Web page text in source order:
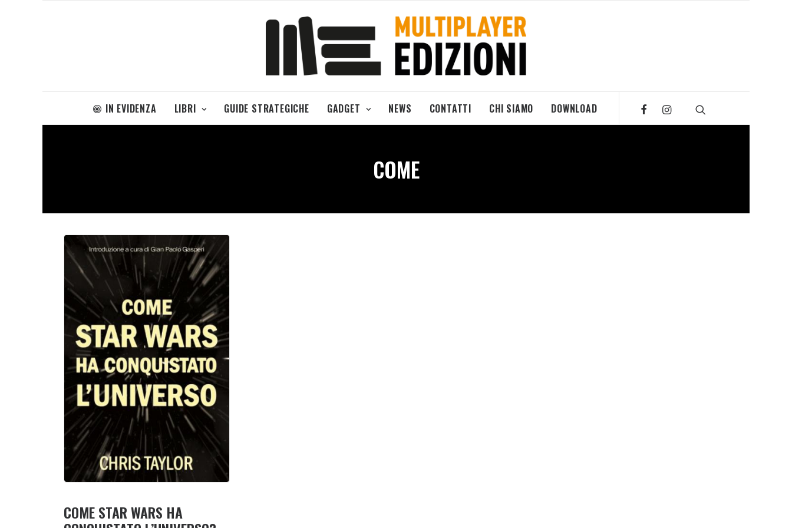
IN EVIDENZA LIBRI GUIDE STRATEGICHE GADGET NEWS CONTATTI CHI SIAMO DOWNLOAD
COME
COME STAR WARS HA